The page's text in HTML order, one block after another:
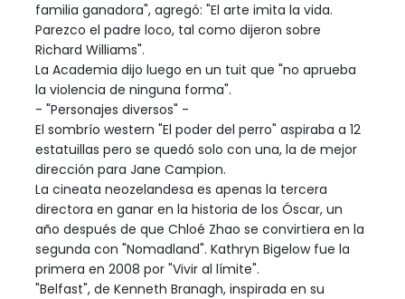
familia ganadora", agregó: "El arte imita la vida.
Parezco el padre loco, tal como dijeron sobre
Richard Williams".
La Academia dijo luego en un tuit que "no aprueba
la violencia de ninguna forma".
- "Personajes diversos" -
El sombrío western "El poder del perro" aspiraba a 12
estatuillas pero se quedó solo con una, la de mejor
dirección para Jane Campion.
La cineata neozelandesa es apenas la tercera
directora en ganar en la historia de los Óscar, un
año después de que Chloé Zhao se convirtiera en la
segunda con "Nomadland". Kathryn Bigelow fue la
primera en 2008 por "Vivir al límite".
"Belfast", de Kenneth Branagh, inspirada en su